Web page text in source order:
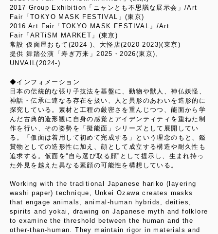
2017 Group Exhibition「ニャンとも不思議な展示会」/Art
Fair「TOKYO MASK FESTIVAL」(東京)
2016 Art Fair「TOKYO MASK FESTIVAL」/Art
Fair「ARTiSM MARKET」(東京)
常設 仮面屋おもて(2024-)、大怪店(2020-2023)(東京)
提供 舞踏公演「寿ぎ万来」2025・2026(東京)、
UNVAIL(2024-)
◆インフォメーション
日本の伝統的な張り子技法を基盤に、動物や獣人、神仏妖怪、
神話・伝承に連なる存在を扱い、人と異形のあわいを造形的に
探究している。素材と工程の厳密さを重んじつつ、能面から学
んだ古典的造形観に自身の感覚とアイデンティティを重ねた制
作を行い、その姿勢を「擬能面」シリーズとして展開してい
る。「仮面は着用して初めて完成する」という理念のもと、鑑
賞物としての造形性に加え、顔として成立する構造や耐久性も
追求する。仮面を“自ら選び取る顔”として提示し、生まれ持っ
た外見を越えた異なる素顔の可能性を構想している。
Working with the traditional Japanese hariko (layering
washi paper) technique, Unkei Ozawa creates masks
that engage animals, animal-human hybrids, deities,
spirits and yokai, drawing on Japanese myth and folklore
to examine the threshold between the human and the
other-than-human. They maintain rigor in materials and